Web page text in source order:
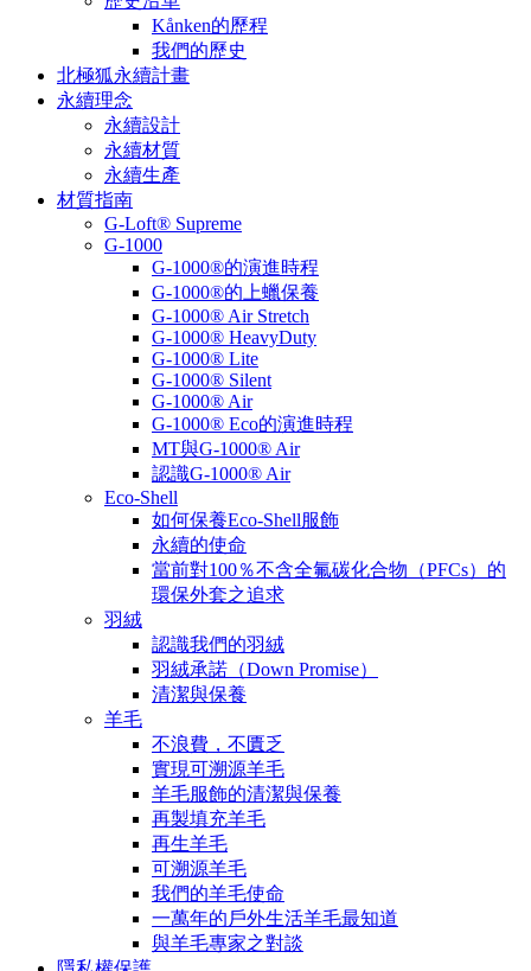
Kånken的歷程
我們的歷史
北極狐永續計畫
永續理念
永續設計
永續材質
永續生產
材質指南
G-Loft® Supreme
G-1000
G-1000®的演進時程
G-1000®的上蠟保養
G-1000® Air Stretch
G-1000® HeavyDuty
G-1000® Lite
G-1000® Silent
G-1000® Air
G-1000® Eco的演進時程
MT與G-1000® Air
認識G-1000® Air
Eco-Shell
如何保養Eco-Shell服飾
永續的使命
當前對100％不含全氟碳化合物（PFCs）的
環保外套之追求
羽絨
認識我們的羽絨
羽絨承諾（Down Promise）
清潔與保養
羊毛
不浪費，不匱乏
實現可溯源羊毛
羊毛服飾的清潔與保養
再製填充羊毛
再生羊毛
可溯源羊毛
我們的羊毛使命
一萬年的戶外生活羊毛最知道
與羊毛專家之對談